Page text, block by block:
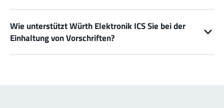
Wie unterstützt Würth Elektronik ICS Sie bei der
Einhaltung von Vorschriften?